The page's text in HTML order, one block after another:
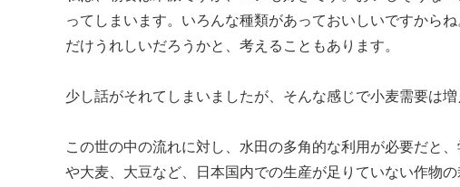
ってしまいます。いろんな種類があっておいしいですから
だけうれしいだろうかと、考えることもあります。
少し話がそれてしまいましたが、そんな感じで小麦需要は増
この世の中の流れに対し、水田の多角的な利用が必要だと
や大麦、大豆など、日本国内での生産が足りていない作物